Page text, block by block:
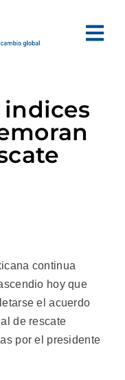
indices
continua
hoy que
el acuerdo
de rescate
por el presidente